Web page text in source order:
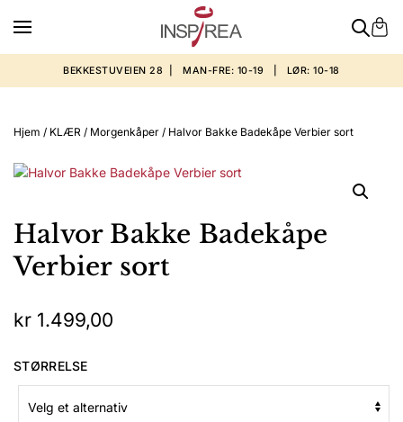
BEKKESTUVEIEN 28 | MAN-FRE: 10-19 | LØR: 10-18
Hjem / KLÆR / Morgenkåper / Halvor Bakke Badekåpe Verbier sort
Halvor Bakke Badekåpe
Verbier sort
kr 1.499,00
STØRRELSE